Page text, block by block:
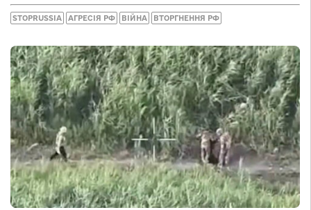
STOPRUSSIA АГРЕСІЯ РФ ВІЙНА ВТОРГНЕННЯ РФ